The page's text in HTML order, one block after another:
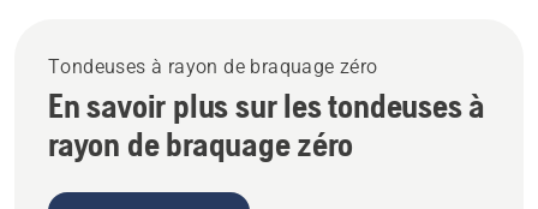
Tondeuses à rayon de braquage zéro
En savoir plus sur les tondeuses à
rayon de braquage zéro